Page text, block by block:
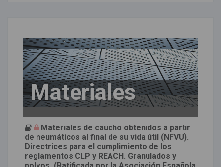
Materiales
Materiales de caucho obtenidos a partir
de neumáticos al final de su vida útil (NFVU).
Directrices para el cumplimiento de los
reglamentos CLP y REACH. Granulados y